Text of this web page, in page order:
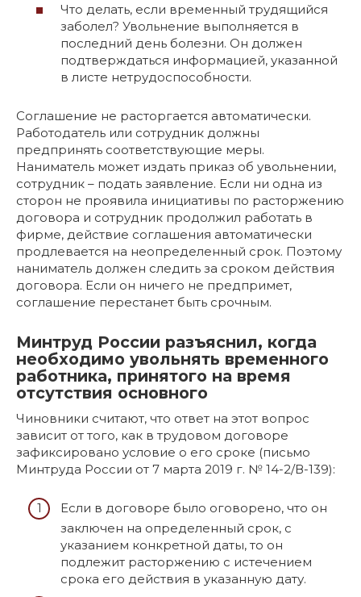
Что делать, если временный трудящийся
заболел? Увольнение выполняется в
последний день болезни. Он должен
подтверждаться информацией, указанной
в листе нетрудоспособности.
Соглашение не расторгается автоматически.
Работодатель или сотрудник должны
предпринять соответствующие меры.
Наниматель может издать приказ об увольнении,
сотрудник – подать заявление. Если ни одна из
сторон не проявила инициативы по расторжению
договора и сотрудник продолжил работать в
фирме, действие соглашения автоматически
продлевается на неопределенный срок. Поэтому
наниматель должен следить за сроком действия
договора. Если он ничего не предпримет,
соглашение перестанет быть срочным.
Минтруд России разъяснил, когда
необходимо увольнять временного
работника, принятого на время
отсутствия основного
Чиновники считают, что ответ на этот вопрос
зависит от того, как в трудовом договоре
зафиксировано условие о его сроке (письмо
Минтруда России от 7 марта 2019 г. № 14-2/В-139):
Если в договоре было оговорено, что он
заключен на определенный срок, с
указанием конкретной даты, то он
подлежит расторжению с истечением
срока его действия в указанную дату.